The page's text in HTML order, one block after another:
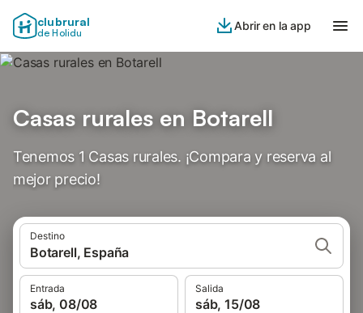
clubrural
de Holidu
Abrir en la app
Casas rurales en Botarell
Tenemos 1 Casas rurales. ¡Compara y reserva al
mejor precio!
Destino
Botarell, España
Entrada
sáb, 08/08
Salida
sáb, 15/08